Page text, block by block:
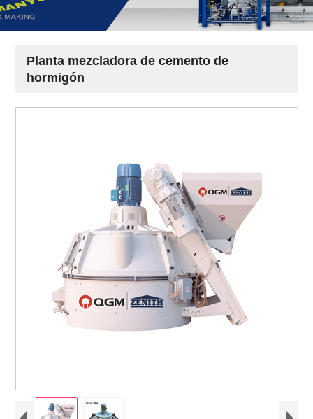
Planta mezcladora de cemento de
hormigón